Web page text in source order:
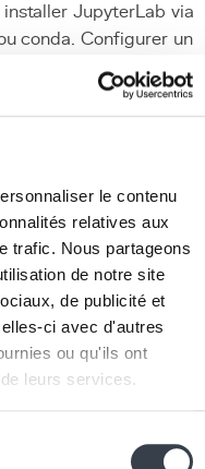
le contenu
relatives aux
trafic. Nous partageons
de notre site
de publicité et
ci avec d'autres
ou qu'ils ont
leurs services.
JupyterLab via
conda. Configurer un
pour isoler les
les notebooks par
02_cleaning.ipynb).
ajouter les
matplotlib,
dans un fichier
utiliser Git pour
un .gitignore qui
les notebooks en